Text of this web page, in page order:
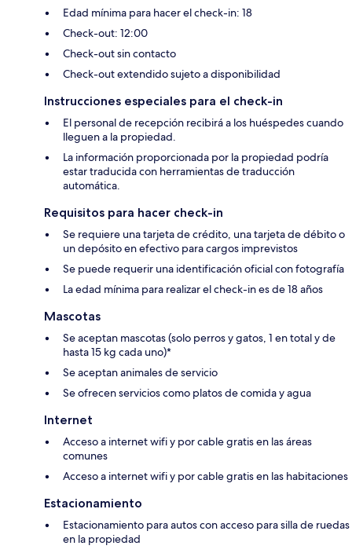
Edad mínima para hacer el check-in: 18
Check-out: 12:00
Check-out sin contacto
Check-out extendido sujeto a disponibilidad
Instrucciones especiales para el check-in
El personal de recepción recibirá a los huéspedes cuando
lleguen a la propiedad.
La información proporcionada por la propiedad podría
estar traducida con herramientas de traducción
automática.
Requisitos para hacer check-in
Se requiere una tarjeta de crédito, una tarjeta de débito o
un depósito en efectivo para cargos imprevistos
Se puede requerir una identificación oficial con fotografía
La edad mínima para realizar el check-in es de 18 años
Mascotas
Se aceptan mascotas (solo perros y gatos, 1 en total y de
hasta 15 kg cada uno)*
Se aceptan animales de servicio
Se ofrecen servicios como platos de comida y agua
Internet
Acceso a internet wifi y por cable gratis en las áreas
comunes
Acceso a internet wifi y por cable gratis en las habitaciones
Estacionamiento
Estacionamiento para autos con acceso para silla de ruedas
en la propiedad